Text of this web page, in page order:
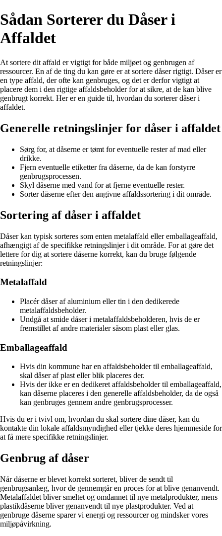
Sådan Sorterer du Dåser i
Affaldet
At sortere dit affald er vigtigt for både miljøet og genbrugen af
ressourcer. En af de ting du kan gøre er at sortere dåser rigtigt. Dåser er
en type affald, der ofte kan genbruges, og det er derfor vigtigt at
placere dem i den rigtige affaldsbeholder for at sikre, at de kan blive
genbrugt korrekt. Her er en guide til, hvordan du sorterer dåser i
affaldet.
Generelle retningslinjer for dåser i affaldet
Sørg for, at dåserne er tømt for eventuelle rester af mad eller
drikke.
Fjern eventuelle etiketter fra dåserne, da de kan forstyrre
genbrugsprocessen.
Skyl dåserne med vand for at fjerne eventuelle rester.
Sorter dåserne efter den angivne affaldssortering i dit område.
Sortering af dåser i affaldet
Dåser kan typisk sorteres som enten metalaffald eller emballageaffald,
afhængigt af de specifikke retningslinjer i dit område. For at gøre det
lettere for dig at sortere dåserne korrekt, kan du bruge følgende
retningslinjer:
Metalaffald
Placér dåser af aluminium eller tin i den dedikerede
metalaffaldsbeholder.
Undgå at smide dåser i metalaffaldsbeholderen, hvis de er
fremstillet af andre materialer såsom plast eller glas.
Emballageaffald
Hvis din kommune har en affaldsbeholder til emballageaffald,
skal dåser af plast eller blik placeres der.
Hvis der ikke er en dedikeret affaldsbeholder til emballageaffald,
kan dåserne placeres i den generelle affaldsbeholder, da de også
kan genbruges gennem andre genbrugsprocesser.
Hvis du er i tvivl om, hvordan du skal sortere dine dåser, kan du
kontakte din lokale affaldsmyndighed eller tjekke deres hjemmeside for
at få mere specifikke retningslinjer.
Genbrug af dåser
Når dåserne er blevet korrekt sorteret, bliver de sendt til
genbrugsanlæg, hvor de gennemgår en proces for at blive genanvendt.
Metalaffaldet bliver smeltet og omdannet til nye metalprodukter, mens
plastikdåserne bliver genanvendt til nye plastprodukter. Ved at
genbruge dåserne sparer vi energi og ressourcer og mindsker vores
miljøpåvirkning.